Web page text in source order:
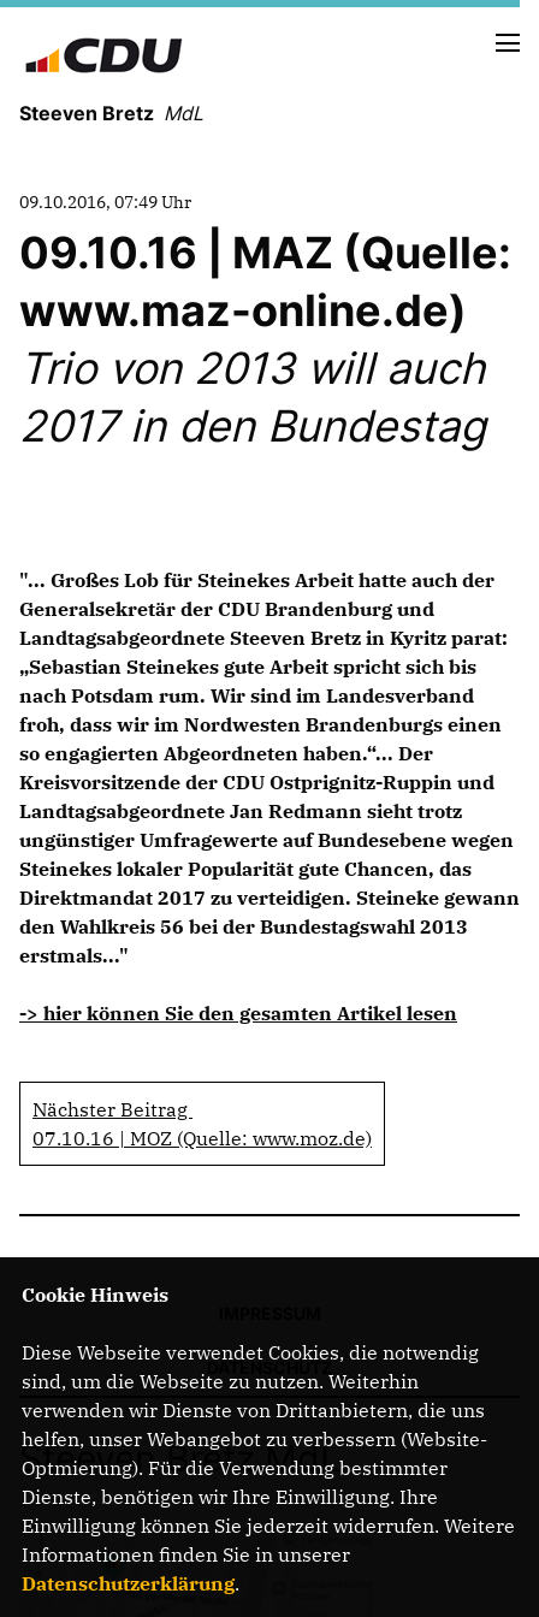
Steeven Bretz MdL
VITA
WAHLKREISBESUCHE
PRESSEFOTOS
MEIN BÜRGERBÜRO
Kleine Anfragen
CDU Deutschland
CDU Fraktion im Brandenburger Landtag
CDU Brandenburg
CDU Potsdam
09.10.2016, 07:49 Uhr
09.10.16 | MAZ (Quelle:
www.maz-online.de)
Trio von 2013 will auch
2017 in den Bundestag
"... Großes Lob für Steinekes Arbeit hatte auch der
Generalsekretär der CDU Brandenburg und
Landtagsabgeordnete Steeven Bretz in Kyritz parat:
Sebastian Steinekes gute Arbeit spricht sich bis
nach Potsdam rum. Wir sind im Landesverband
froh, dass wir im Nordwesten Brandenburgs einen
so engagierten Abgeordneten haben.“... Der
Kreisvorsitzende der CDU Ostprignitz-Ruppin und
Landtagsabgeordnete Jan Redmann sieht trotz
ungünstiger Umfragewerte auf Bundesebene wegen
Steinekes lokaler Popularität gute Chancen, das
Direktmandat 2017 zu verteidigen. Steineke gewann
den Wahlkreis 56 bei der Bundestagswahl 2013
erstmals..."
-> hier können Sie den gesamten Artikel lesen
Nächster Beitrag
07.10.16 | MOZ (Quelle: www.moz.de)
Steeven Bretz MdL
Cookie Hinweis
Diese Webseite verwendet Cookies, die notwendig
sind, um die Webseite zu nutzen. Weiterhin
verwenden wir Dienste von Drittanbietern, die uns
helfen, unser Webangebot zu verbessern (Website-
Optmierung). Für die Verwendung bestimmter
Dienste, benötigen wir Ihre Einwilligung. Ihre
Einwilligung können Sie jederzeit widerrufen. Weitere
Informationen finden Sie in unserer
Datenschutzerklärung.